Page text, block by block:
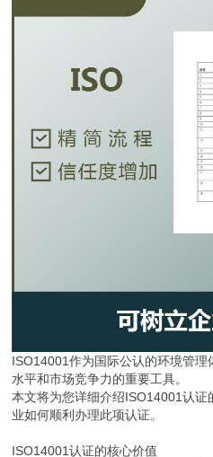
ISO14001作为国际公认的环境管
水平和市场竞争力的重要工具。
本文将为您详细介绍ISO14001认
业如何顺利办理此项认证。
ISO14001认证的核心价值